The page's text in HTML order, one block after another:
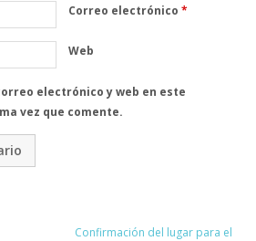
Correo electrónico*
Web
electrónico y web en este
vez que comente.
Confirmación del lugar para el